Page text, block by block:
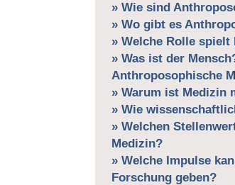
» Wie sind
» Wo gibt es
» Welche Rolle
» Was ist der
Anthroposophische
» Warum ist Medizin
» Wie
» Welchen
Medizin?
» Welche Impulse
Forschung geben?